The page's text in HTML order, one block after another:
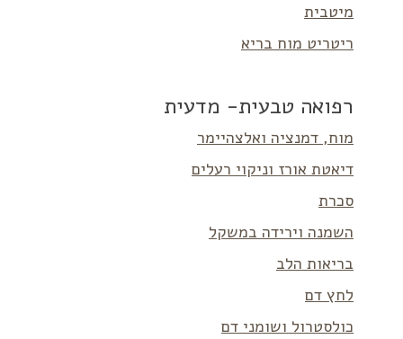
מיטבית
ריטריט מוח בריא
רפואה טבעית- מדעית
מוח, דמנציה ואלצהיימר
דיאטת אורז וניקוי רעלים
סכרת
השמנה וירידה במשקל
בריאות הלב
לחץ דם
כולסטרול ושומני דם